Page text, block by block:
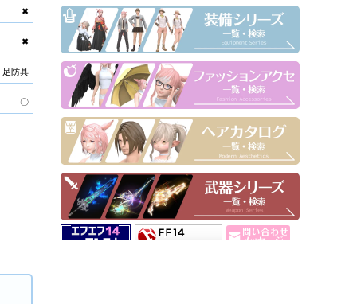
✖
✖
足防具
〇